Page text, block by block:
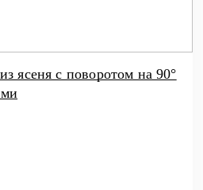
ясеня с поворотом на 90°